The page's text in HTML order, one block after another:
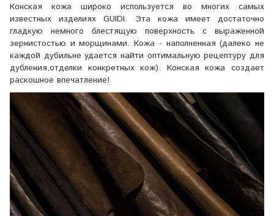
Конская кожа широко используется во многих самых
известных изделиях GUIDI. Эта кожа имеет достаточно
гладкую немного блестящую поверхность с выраженной
зернистостью и морщинами. Кожа - наполненная (далеко не
каждой дубильне удается найти оптимальную рецептуру для
дубления,отделки конкретных кож). Конская кожа создает
раскошное впечатление!